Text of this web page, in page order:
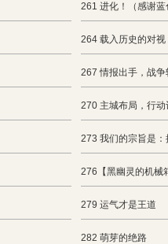
261 进化！（感谢
264 载入历史的对视
267 情报出手，战争
270 主城布局，行
273 我们的宗旨是：
276【黑幽灵的机械
279 运气才是王道
282 萌芽的绝路